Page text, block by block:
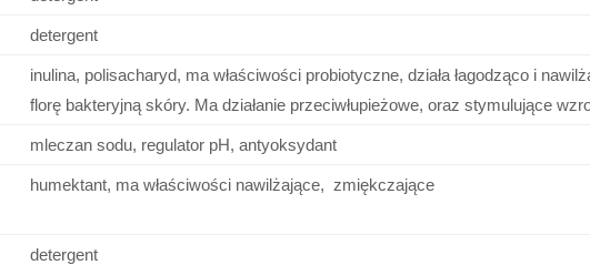
detergent
inulina, polisacharyd, ma właściwości probiotyczne, działa łagodząco i
florę bakteryjną skóry. Ma działanie przeciwłupieżowe, oraz stymulujące
mleczan sodu, regulator pH, antyoksydant
humektant, ma właściwości nawilżające, zmiękczające
detergent